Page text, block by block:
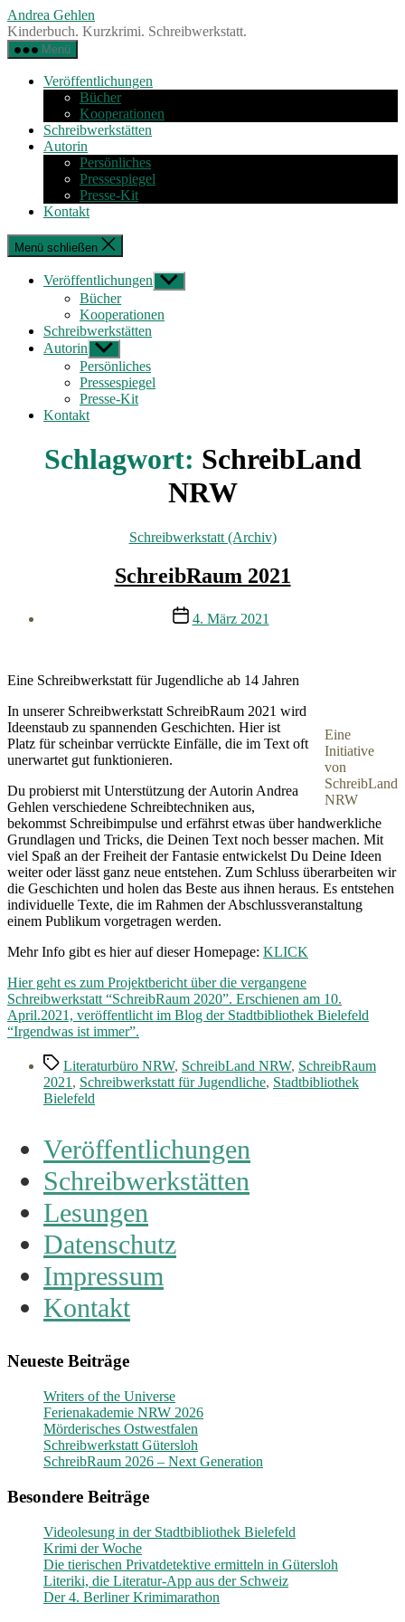
Zum
Inhalt
springen
Andrea Gehlen
Kinderbuch. Kurzkrimi. Schreibwerkstatt.
Menü
Veröffentlichungen
Bücher
Kooperationen
Schreibwerkstätten
Autorin
Persönliches
Pressespiegel
Presse-Kit
Kontakt
Menü schließen
Veröffentlichungen Untermenü
anzeigen
Bücher
Kooperationen
Schreibwerkstätten
Autorin Untermenü
anzeigen
Persönliches
Pressespiegel
Presse-Kit
Kontakt
Schlagwort: SchreibLand
NRW
Kategorien
Schreibwerkstatt (Archiv)
SchreibRaum 2021
Veröffentlichungsdatum
4. März 2021
Eine Schreibwerkstatt für Jugendliche ab 14 Jahren
Eine
Initiative
von
SchreibLand
NRW
In unserer Schreibwerkstatt SchreibRaum 2021 wird
Ideenstaub zu spannenden Geschichten. Hier ist
Platz für scheinbar verrückte Einfälle, die im Text oft
unerwartet gut funktionieren.
Du probierst mit Unterstützung der Autorin Andrea
Gehlen verschiedene Schreibtechniken aus,
bekommst Schreibimpulse und erfährst etwas über handwerkliche
Grundlagen und Tricks, die Deinen Text noch besser machen. Mit
viel Spaß an der Freiheit der Fantasie entwickelst Du Deine Ideen
weiter oder lässt ganz neue entstehen. Zum Schluss überarbeiten wir
die Geschichten und holen das Beste aus ihnen heraus. Es entstehen
individuelle Texte, die im Rahmen der Abschlussveranstaltung
einem Publikum vorgetragen werden.
Mehr Info gibt es hier auf dieser Homepage: KLICK
Hier geht es zum Projektbericht über die vergangene
Schreibwerkstatt “SchreibRaum 2020”. Erschienen am 10.
April.2021, veröffentlicht im Blog der Stadtbibliothek Bielefeld
“Irgendwas ist immer”.
Schlagwörter
Literaturbüro NRW, SchreibLand NRW, SchreibRaum
2021 , Schreibwerkstatt für Jugendliche, Stadtbibliothek
Bielefeld
Veröffentlichungen
Schreibwerkstätten
Lesungen
Datenschutz
Impressum
Kontakt
Neueste Beiträge
Writers of the Universe
Ferienakademie NRW 2026
Mörderisches Ostwestfalen
Schreibwerkstatt Gütersloh
SchreibRaum 2026 – Next Generation
Besondere Beiträge
Videolesung in der Stadtbibliothek Bielefeld
Krimi der Woche
Die tierischen Privatdetektive ermitteln in Gütersloh
Literiki, die Literatur-App aus der Schweiz
Der 4. Berliner Krimimarathon